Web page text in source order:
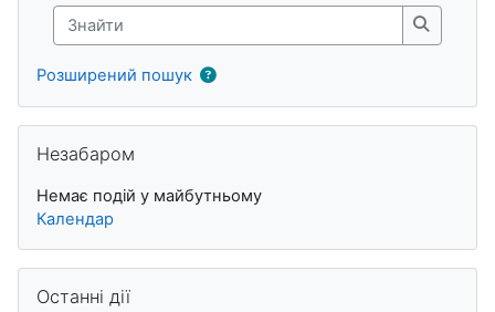
Знайти
Знайти
Розширений пошук
Незабаром
Немає подій у майбутньому
Календар
Останні дії